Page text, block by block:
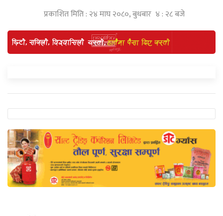
प्रकाशित मिति : २४ माघ २०८०, बुधबार ४ : २८ बजे